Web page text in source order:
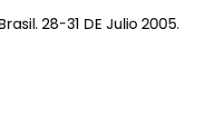
28-31 DE Julio 2005.